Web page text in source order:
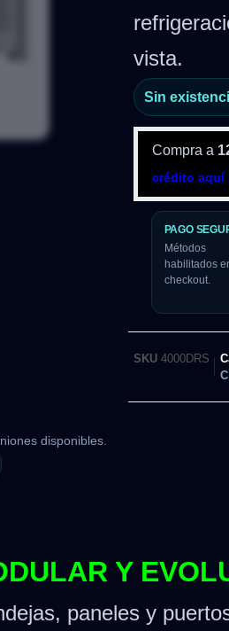
vista.
Sin
Compra a
crédito aquí
PAGO
Métodos
habilitados
checkout.
SKU 4000DRS
disponibles.
Y
paneles y